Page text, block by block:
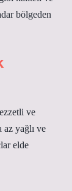
bölgeden
ve
az yağlı ve
elde